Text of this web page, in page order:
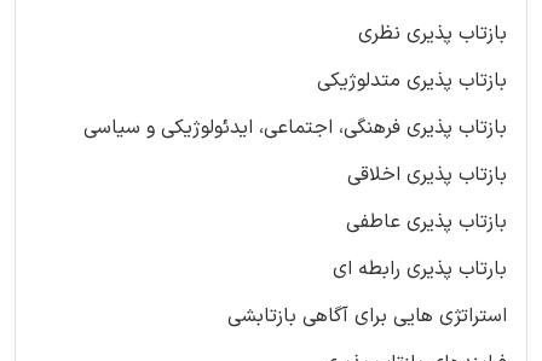
بازتاب پذیری نظری
بازتاب پذیری متدلوژیکی
بازتاب پذیری فرهنگی، اجتماعی، ایدئولوژیکی و سیاسی
بازتاب پذیری اخلاقی
بازتاب پذیری عاطفی
بارتاب پذیری رابطه ای
استراتژی هایی برای آگاهی بازتابشی